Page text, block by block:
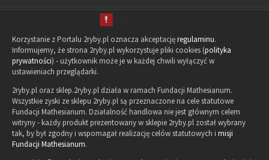
Korzystanie z Portalu 2ryby.pl oznacza akceptacjęregulaminu.
Informujemy, że strona 2ryby.pl wykorzystuje pliki cookies (polityka
prywatności) - użytkownik może je w każdej chwili wyłączyć w
ustawieniach przeglądarki.
2ryby.pl oraz sklep.2ryby.pl działa w ramach Fundacji Mathesianum.
Wszystkie zyski ze sklepu 2ryby.pl są przeznaczone na cele statutowe
Fundacji Mathesianum. Działalność handlowa nie jest głównym celem
witryny - każdy produkt prezentowany w sklepie 2ryby.pl został wybrany
tak, by był zgodny i wspomagał realizację celów statutowych i misji
Fundacji Mathesianum.